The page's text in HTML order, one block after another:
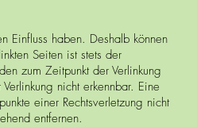
Einfluss haben. Deshalb können
Seiten ist stets der
zum Zeitpunkt der Verlinkung
nicht erkennbar. Eine
einer Rechtsverletzung nicht
entfernen.